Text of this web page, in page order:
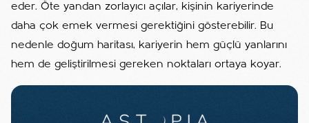
eder. Öte yandan zorlayıcı açılar, kişinin kariyerinde
daha çok emek vermesi gerektiğini gösterebilir. Bu
nedenle doğum haritası, kariyerin hem güçlü yanlarını
hem de geliştirilmesi gereken noktaları ortaya koyar.